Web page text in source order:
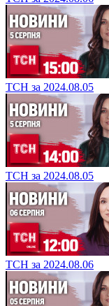
ТСН за 2024.08.05
ТСН за 2024.08.05
ТСН за 2024.08.06